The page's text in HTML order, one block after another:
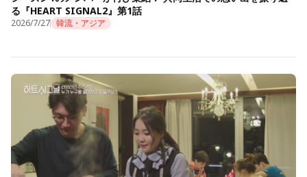
る『HEART SIGNAL2』第1話
2026/7/27 韓流・アジア